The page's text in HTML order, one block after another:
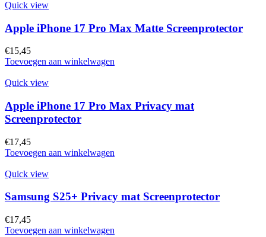
Quick view
Apple iPhone 17 Pro Max Matte Screenprotector
€15,45
Toevoegen aan winkelwagen
Quick view
Apple iPhone 17 Pro Max Privacy mat
Screenprotector
€17,45
Toevoegen aan winkelwagen
Quick view
Samsung S25+ Privacy mat Screenprotector
€17,45
Toevoegen aan winkelwagen